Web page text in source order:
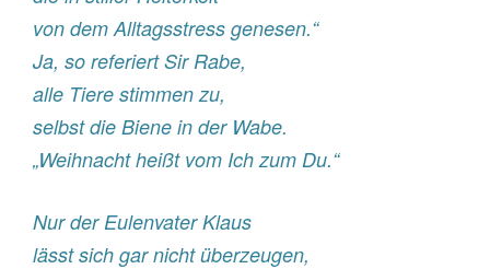
von dem Alltagsstress genesen.“
Ja, so referiert Sir Rabe,
alle Tiere stimmen zu,
selbst die Biene in der Wabe.
„Weihnacht heißt vom Ich zum Du.“
Nur der Eulenvater Klaus
lässt sich gar nicht überzeugen,